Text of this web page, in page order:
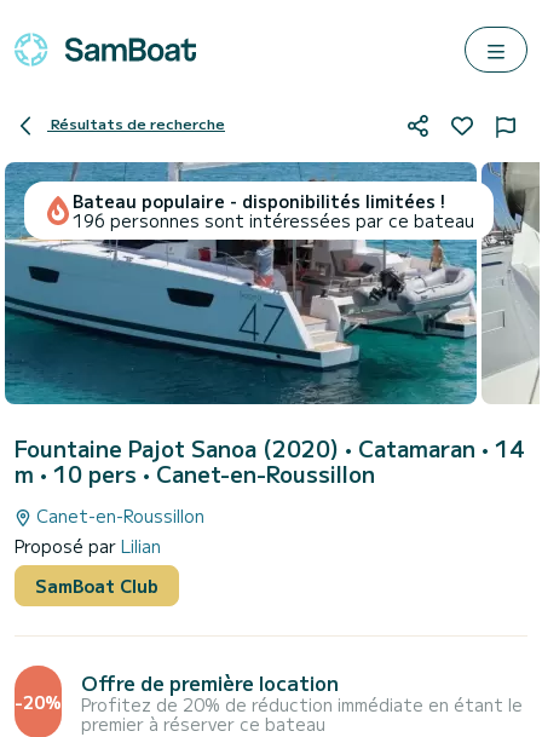
Résultats de recherche
Bateau populaire - disponibilités limitées !
196 personnes sont intéressées par ce bateau
Fountaine Pajot Sanoa (2020) • Catamaran • 14
m • 10 pers •Canet-en-Roussillon
Canet-en-Roussillon
Proposé par Lilian
SamBoat Club
-20%
Offre de première location
Profitez de 20% de réduction immédiate en étant le
premier à réserver ce bateau